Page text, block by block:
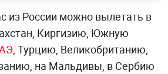
из России можно вылетать в
Киргизию, Южную
, Турцию, Великобританию,
на Мальдивы, в Сербию